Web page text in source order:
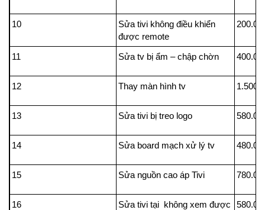
10
Sửa tivi không điều khiển
được remote
11 Sửa tv bị ẩm – chập chờn
12 Thay màn hình tv
13 Sửa tivi bị treo logo
14 Sửa board mạch xử lý tv
15 Sửa nguồn cao áp Tivi
16
Sửa tivi tại không xem được